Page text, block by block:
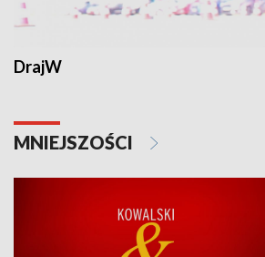
DrajW
MNIEJSZOŚCI